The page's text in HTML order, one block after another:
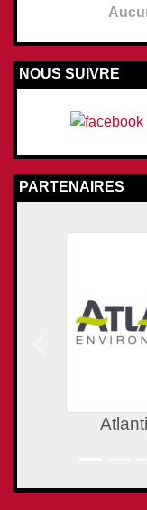
NOUS SUIVRE
PARTENAIRES